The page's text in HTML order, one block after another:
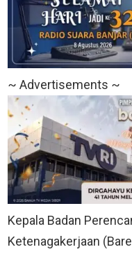
~ Advertisements ~
Kepala Badan
Ketenagakerjaan